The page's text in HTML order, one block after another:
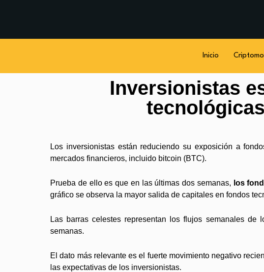
Inicio
Inversionistas
Los inversionistas están reduciendo su exposición a
mercados financieros, incluido bitcoin (BTC).
Prueba de ello es que en las últimas dos semanas, los
gráfico se observa la mayor salida de capitales en fondos
Las barras celestes representan los flujos semanales
semanas.
El dato más relevante es el fuerte movimiento negativo
las expectativas de los inversionistas.